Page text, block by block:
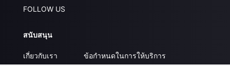
FOLLOW US
สนับสนุน
เกี่ยวกับเรา
ข้อกำหนดในการให้บริการ